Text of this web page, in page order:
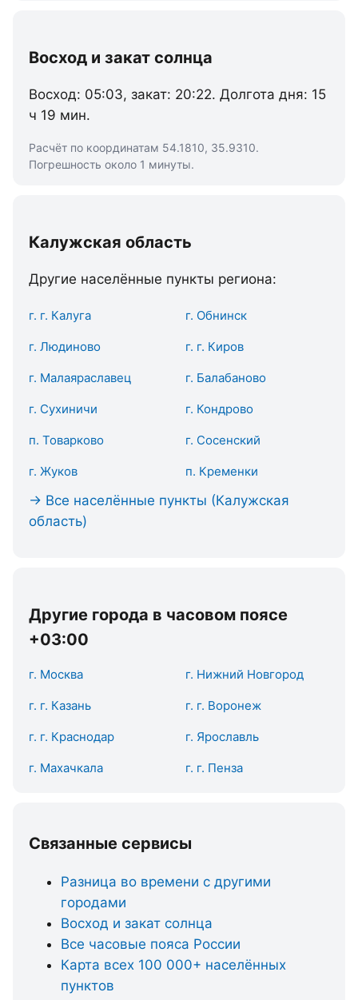
Восход и закат солнца
Восход: 05:03, закат: 20:22. Долгота дня: 15
ч 19 мин.
Расчёт по координатам 54.1810, 35.9310.
Погрешность около 1 минуты.
Калужская область
Другие населённые пункты региона:
г. г. Калуга г. Обнинск
г. Людиново г. г. Киров
г. Малаяраславец г. Балабаново
г. Сухиничи г. Кондрово
п. Товарково г. Сосенский
г. Жуков п. Кременки
→ Все населённые пункты (Калужская
область)
Другие города в часовом поясе
+03:00
г. Москва г. Нижний Новгород
г. г. Казань г. г. Воронеж
г. г. Краснодар г. Ярославль
г. Махачкала г. г. Пенза
Связанные сервисы
Разница во времени с другими
городами
Восход и закат солнца
Все часовые пояса России
Карта всех 100 000+ населённых
пунктов